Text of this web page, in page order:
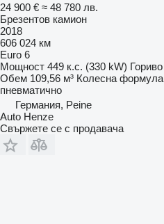
24 900 € ≈ 48 780 лв.
Брезентов камион
2018
606 024 км
Euro 6
Мощност 449 к.с. (330 kW) Гориво
Обем 109,56 м³ Колесна формула
пневматично
Германия, Peine
Auto Henze
Свържете се с продавача